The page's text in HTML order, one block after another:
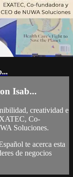
Isab...
creatividad e
Co-
Soluciones.
te acerca esta
de negocios